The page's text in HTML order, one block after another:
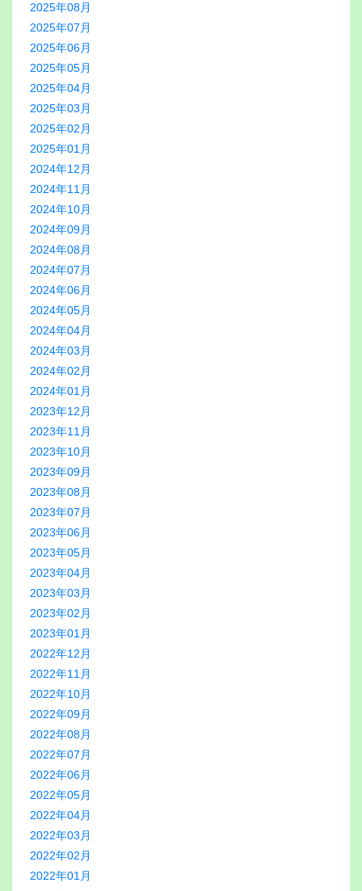
2025年08月
2025年07月
2025年06月
2025年05月
2025年04月
2025年03月
2025年02月
2025年01月
2024年12月
2024年11月
2024年10月
2024年09月
2024年08月
2024年07月
2024年06月
2024年05月
2024年04月
2024年03月
2024年02月
2024年01月
2023年12月
2023年11月
2023年10月
2023年09月
2023年08月
2023年07月
2023年06月
2023年05月
2023年04月
2023年03月
2023年02月
2023年01月
2022年12月
2022年11月
2022年10月
2022年09月
2022年08月
2022年07月
2022年06月
2022年05月
2022年04月
2022年03月
2022年02月
2022年01月